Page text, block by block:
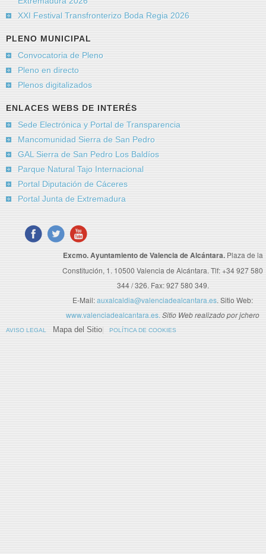
XXI Festival Transfronterizo Boda Regia 2026
PLENO MUNICIPAL
Convocatoria de Pleno
Pleno en directo
Plenos digitalizados
ENLACES WEBS DE INTERÉS
Sede Electrónica y Portal de Transparencia
Mancomunidad Sierra de San Pedro
GAL Sierra de San Pedro Los Baldíos
Parque Natural Tajo Internacional
Portal Diputación de Cáceres
Portal Junta de Extremadura
Excmo. Ayuntamiento de Valencia de Alcántara. Plaza de la
Constitución, 1. 10500 Valencia de Alcántara. Tlf: +34 927 580
344 / 326. Fax: 927 580 349.
E-Mail:auxalcaldia@valenciadealcantara.es. Sitio Web:
www.valenciadealcantara.es. Sitio Web realizado por jchero
AVISO LEGAL Mapa del Sitio POLÍTICA DE COOKIES